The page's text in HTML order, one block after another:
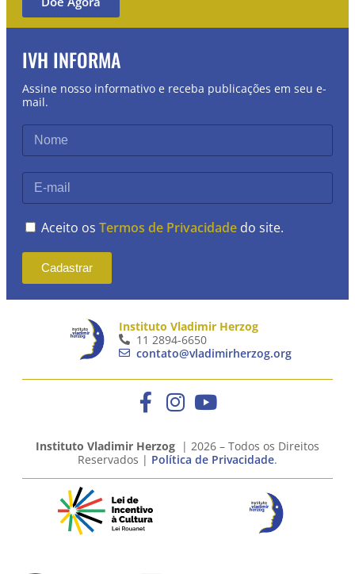
IVH INFORMA
Assine nosso informativo e receba publicações em seu e-
mail.
Aceito os Termos de Privacidade do site.
Cadastrar
Instituto Vladimir Herzog
11 2894-6650
contato@vladimirherzog.org
Instituto Vladimir Herzog | 2026 – Todos os Direitos
Reservados | Política de Privacidade.